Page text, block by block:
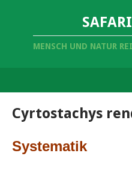
MENSCH UND NATUR
Cyrtostachys
Systematik